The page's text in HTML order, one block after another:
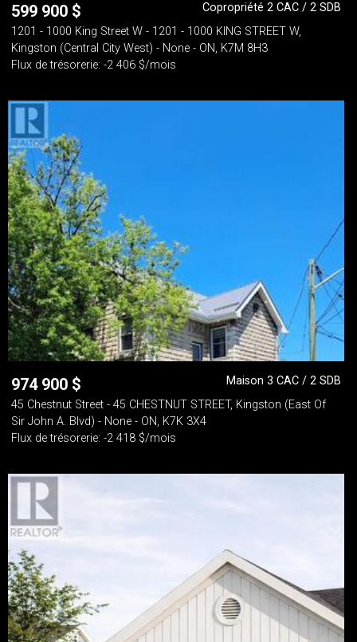
599 900 $
Copropriété 2 CAC / 2 SDB
1201 - 1000 King Street W - 1201 - 1000 KING STREET W,
Kingston (Central City West) - None - ON, K7M 8H3
Flux de trésorerie: -2 406 $/mois
974 900 $
Maison 3 CAC / 2 SDB
45 Chestnut Street - 45 CHESTNUT STREET, Kingston (East Of
Sir John A. Blvd) - None - ON, K7K 3X4
Flux de trésorerie: -2 418 $/mois